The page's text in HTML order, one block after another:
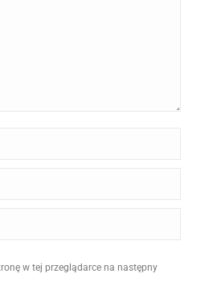
w tej przeglądarce na następny